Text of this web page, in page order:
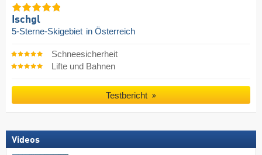
Ischgl
5-Sterne-Skigebiet in Österreich
Schneesicherheit
Lifte und Bahnen
Testbericht
Videos